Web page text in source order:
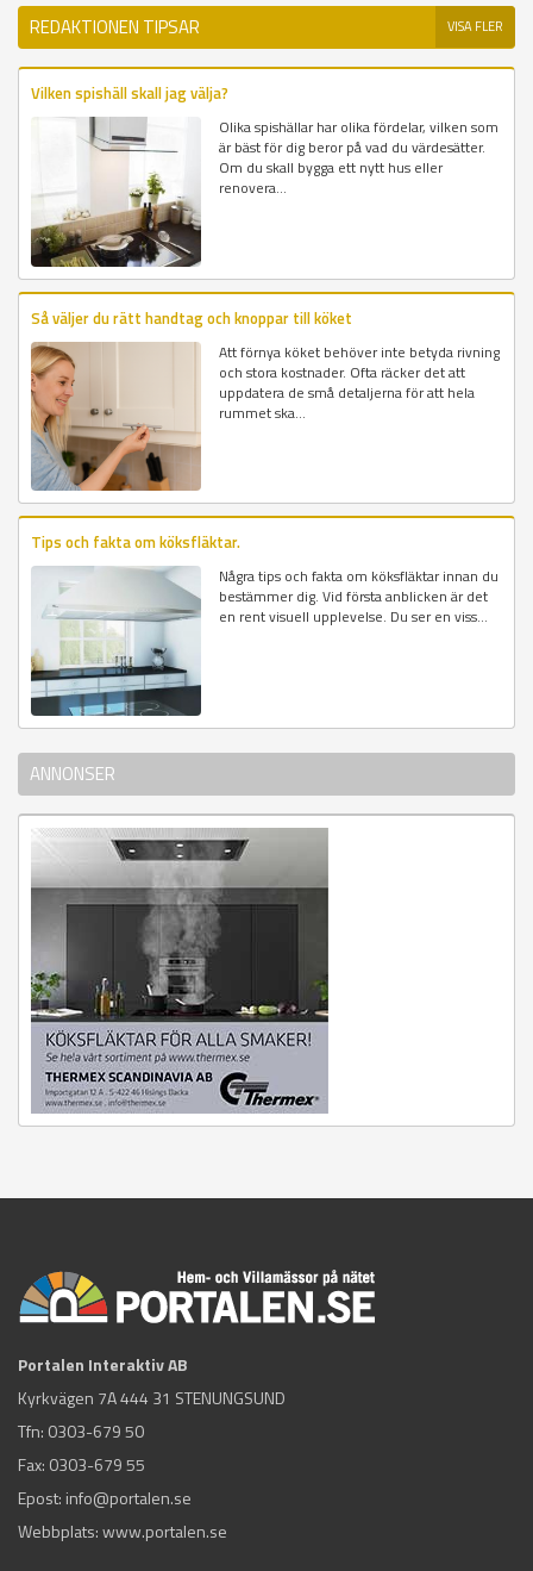
REDAKTIONEN TIPSAR VISA FLER
Vilken spishäll skall jag välja?
Olika spishällar har olika fördelar, vilken som
är bäst för dig beror på vad du värdesätter.
Om du skall bygga ett nytt hus eller
renovera...
Så väljer du rätt handtag och knoppar till köket
Att förnya köket behöver inte betyda rivning
och stora kostnader. Ofta räcker det att
uppdatera de små detaljerna för att hela
rummet ska...
Tips och fakta om köksfläktar.
Några tips och fakta om köksfläktar innan du
bestämmer dig. Vid första anblicken är det
en rent visuell upplevelse. Du ser en viss...
ANNONSER
Portalen Interaktiv AB
Kyrkvägen 7A 444 31 STENUNGSUND
Tfn: 0303-679 50
Fax: 0303-679 55
Epost: info@portalen.se
Webbplats: www.portalen.se